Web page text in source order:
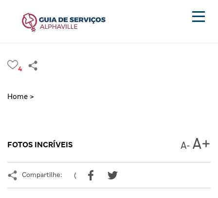
4
Home >
FOTOS INCRÍVEIS
Compartilhe: (